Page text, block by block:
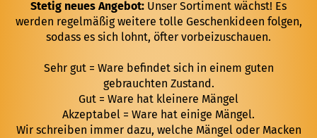
Stetig neues Angebot: Unser Sortiment wächst! Es
werden regelmäßig weitere tolle Geschenkideen folgen,
sodass es sich lohnt, öfter vorbeizuschauen.
Sehr gut = Ware befindet sich in einem guten
gebrauchten Zustand.
Gut = Ware hat kleinere Mängel
Akzeptabel = Ware hat einige Mängel.
Wir schreiben immer dazu, welche Mängel oder Macken